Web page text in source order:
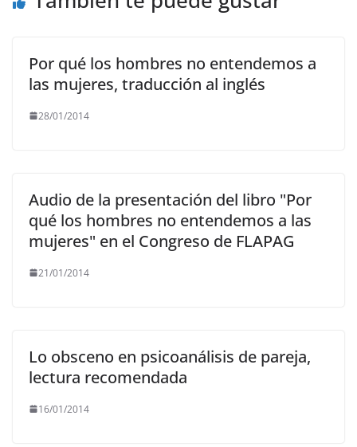
Por qué los hombres no entendemos a
las mujeres, traducción al inglés
28/01/2014
Audio de la presentación del libro "Por
qué los hombres no entendemos a las
mujeres" en el Congreso de FLAPAG
21/01/2014
Lo obsceno en psicoanálisis de pareja,
lectura recomendada
16/01/2014